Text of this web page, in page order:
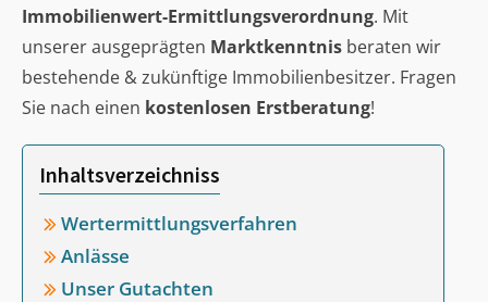
Immobilienwert-Ermittlungsverordnung. Mit
unserer ausgeprägten Marktkenntnis beraten wir
bestehende & zukünftige Immobilienbesitzer. Fragen
Sie nach einen kostenlosen Erstberatung!
Inhaltsverzeichniss
Wertermittlungsverfahren
Anlässe
Unser Gutachten